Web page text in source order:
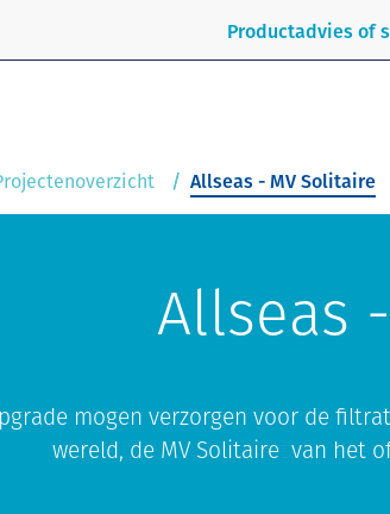
Productadvies of
Over Lubrafil
Allseas - MV Solitaire
Allseas
mogen verzorgen voor de
wereld, de MV Solitaire van het